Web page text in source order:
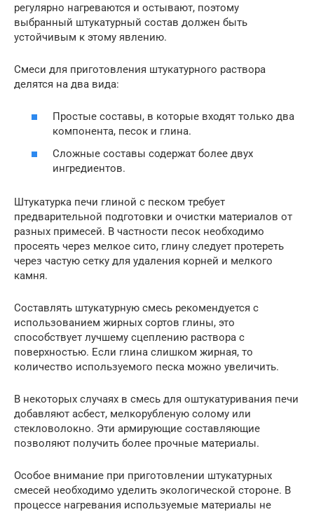
регулярно нагреваются и остывают, поэтому
выбранный штукатурный состав должен быть
устойчивым к этому явлению.
Смеси для приготовления штукатурного раствора
делятся на два вида:
Простые составы, в которые входят только два
компонента, песок и глина.
Сложные составы содержат более двух
ингредиентов.
Штукатурка печи глиной с песком требует
предварительной подготовки и очистки материалов от
разных примесей. В частности песок необходимо
просеять через мелкое сито, глину следует протереть
через частую сетку для удаления корней и мелкого
камня.
Составлять штукатурную смесь рекомендуется с
использованием жирных сортов глины, это
способствует лучшему сцеплению раствора с
поверхностью. Если глина слишком жирная, то
количество используемого песка можно увеличить.
В некоторых случаях в смесь для оштукатуривания печи
добавляют асбест, мелкорубленую солому или
стекловолокно. Эти армирующие составляющие
позволяют получить более прочные материалы.
Особое внимание при приготовлении штукатурных
смесей необходимо уделить экологической стороне. В
процессе нагревания используемые материалы не